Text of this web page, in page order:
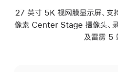
27 英寸 5K 视网膜显示屏、
像素 Center Stage 摄像头、
及雷雳 5